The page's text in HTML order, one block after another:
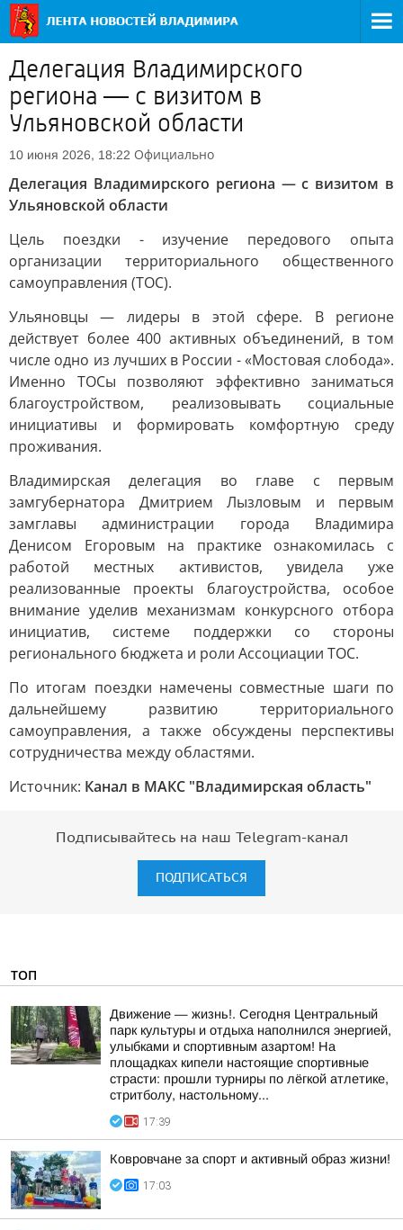
Делегация Владимирского
региона — с визитом в
Ульяновской области
10 июня 2026, 18:22 Официально
Делегация Владимирского региона — с визитом в
Ульяновской области
Цель поездки - изучение передового опыта
организации территориального общественного
самоуправления (ТОС).
Ульяновцы — лидеры в этой сфере. В регионе
действует более 400 активных объединений, в том
числе одно из лучших в России - «Мостовая слобода».
Именно ТОСы позволяют эффективно заниматься
благоустройством, реализовывать социальные
инициативы и формировать комфортную среду
проживания.
Владимирская делегация во главе с первым
замгубернатора Дмитрием Лызловым и первым
замглавы администрации города Владимира
Денисом Егоровым на практике ознакомилась с
работой местных активистов, увидела уже
реализованные проекты благоустройства, особое
внимание уделив механизмам конкурсного отбора
инициатив, системе поддержки со стороны
регионального бюджета и роли Ассоциации ТОС.
По итогам поездки намечены совместные шаги по
дальнейшему развитию территориального
самоуправления, а также обсуждены перспективы
сотрудничества между областями.
Источник: Канал в МАКС "Владимирская область"
Подписывайтесь на наш Telegram-канал
ПОДПИСАТЬСЯ
ТОП
Движение — жизнь!. Сегодня Центральный
парк культуры и отдыха наполнился энергией,
улыбками и спортивным азартом! На
площадках кипели настоящие спортивные
страсти: прошли турниры по лёгкой атлетике,
стритболу, настольному...
17:39
Ковровчане за спорт и активный образ жизни!
17:03